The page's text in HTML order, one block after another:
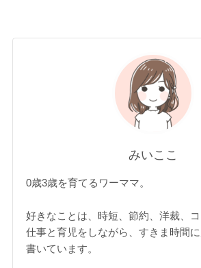
みいここ
0歳3歳を育てるワーママ。
好きなことは、時短、節約、洋裁、コ
仕事と育児をしながら、すきま時間
書いています。